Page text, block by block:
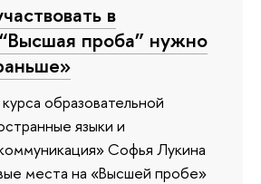
в
проба” нужно
образовательной
языки и
Софья Лукина
места на «Высшей пробе»